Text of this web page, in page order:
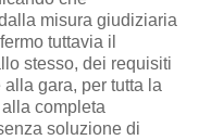
misura giudiziaria
tuttavia il
stesso, dei requisiti
gara, per tutta la
completa
soluzione di